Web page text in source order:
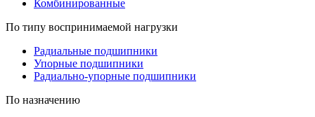
Комбинированные
По типу воспринимаемой нагрузки
Радиальные подшипники
Упорные подшипники
Радиально-упорные подшипники
По назначению